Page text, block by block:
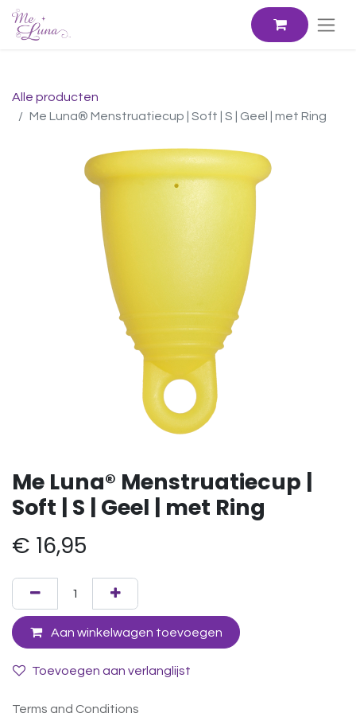
Alle producten
Me Luna® Menstruatiecup | Soft | S | Geel | met Ring
Me Luna® Menstruatiecup |
Soft | S | Geel | met Ring
€ 16,95
Aan winkelwagen toevoegen
Toevoegen aan verlanglijst
Terms and Conditions